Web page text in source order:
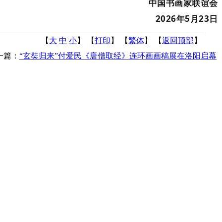
中国书画家联谊会
2026年5月23日
【 大 中 小】 【打印 】 【繁体】 【返回顶部 】
篇： “玄奘归来”付爱民《唐僧取经》连环画画稿展在洛阳启幕